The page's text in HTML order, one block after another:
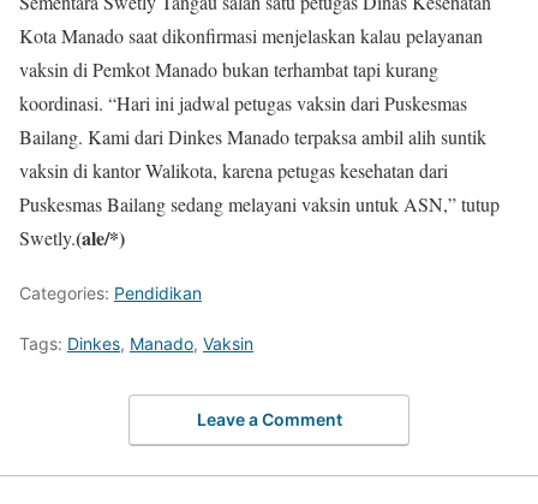
Kota Manado saat dikonfirmasi menjelaskan kalau pelayanan
vaksin di Pemkot Manado bukan terhambat tapi kurang
koordinasi. “Hari ini jadwal petugas vaksin dari Puskesmas
Bailang. Kami dari Dinkes Manado terpaksa ambil alih suntik
vaksin di kantor Walikota, karena petugas kesehatan dari
Puskesmas Bailang sedang melayani vaksin untuk ASN,” tutup
Swetly.(ale/*)
Categories: Pendidikan
Tags: Dinkes, Manado, Vaksin
Leave a Comment